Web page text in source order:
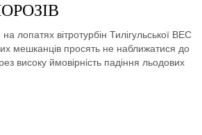
лопатях вітротурбін Тилігульської ВЕС
мешканців просять не наближатися до
високу ймовірність падіння льодових